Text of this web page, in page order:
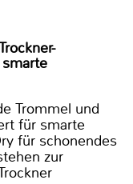
Trommel und
für smarte
für schonendes
zur